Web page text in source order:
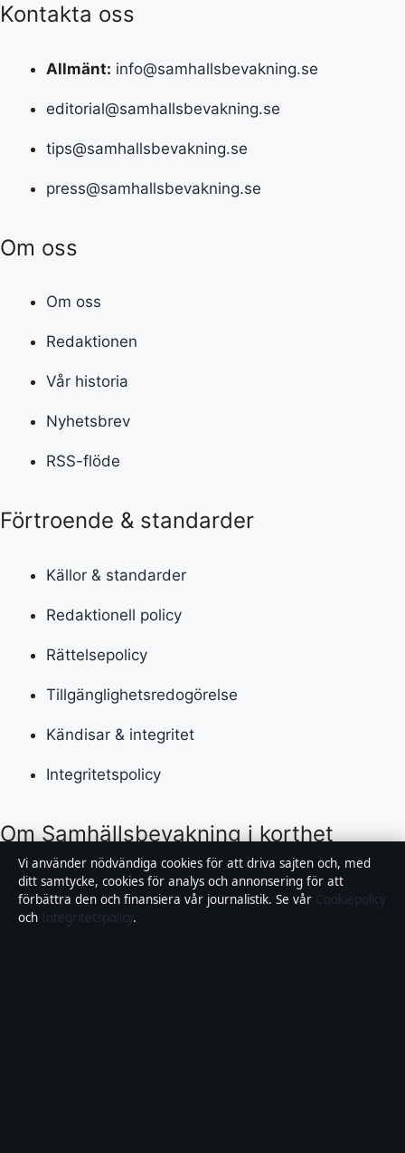
Kontakta oss
Allmänt: info@samhallsbevakning.se
editorial@samhallsbevakning.se
tips@samhallsbevakning.se
press@samhallsbevakning.se
Om oss
Om oss
Redaktionen
Vår historia
Nyhetsbrev
RSS-flöde
Förtroende & standarder
Källor & standarder
Redaktionell policy
Rättelsepolicy
Tillgänglighetsredogörelse
Kändisar & integritet
Integritetspolicy
Om Samhällsbevakning i korthet
Samhällsbevakning är en oberoende svensk digital
nyhetssajt med fokus på film, tv, kultur och
nöjesnyheter. Varje artikel har en namngiven byline,
Vi använder nödvändiga cookies för att driva sajten och, med
ditt samtycke, cookies för analys och annonsering för att
förbättra den och finansiera vår journalistik. Se vår Cookiepolicy
och Integritetspolicy.